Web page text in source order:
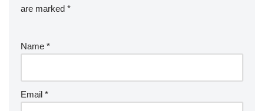
are marked *
Name *
Email *